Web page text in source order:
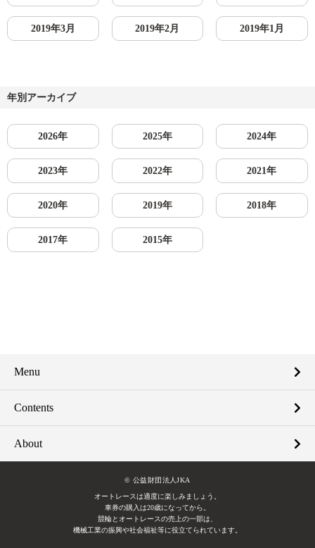
2019年3月 2019年2月 2019年1月
年別アーカイブ
2026年 2025年 2024年
2023年 2022年 2021年
2020年 2019年 2018年
2017年 2015年
Menu
Contents
About
© 公益財団法人JKA
オートレースは適度に楽しみましょう。
車券の購入は20歳になってから。
競輪とオートレースの売上の一部は、
機械工業の振興や社会福祉等に役立てられています。